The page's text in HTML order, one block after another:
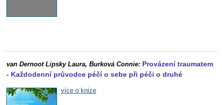
van Dernoot Lipsky Laura, Burková Connie: Provázení traumatem
- Každodenní průvodce péčí o sebe při péči o druhé
více o knize